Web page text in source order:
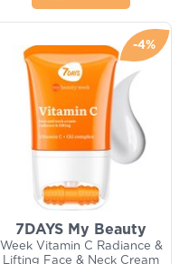
-4%
7DAYS My Beauty
Week Vitamin C Radiance &
Lifting Face & Neck Cream